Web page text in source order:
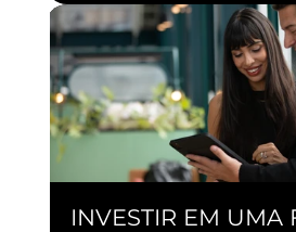
INVESTIR EM UMA